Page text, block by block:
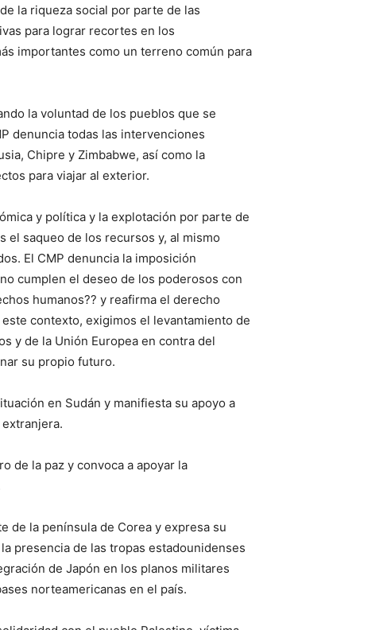
la riqueza social por parte de las
para lograr recortes en los
importantes como un terreno común para
la voluntad de los pueblos que se
denuncia todas las intervenciones
Chipre y Zimbabwe, así como la
para viajar al exterior.
y política y la explotación por parte de
saqueo de los recursos y, al mismo
El CMP denuncia la imposición
cumplen el deseo de los poderosos con
humanos?? y reafirma el derecho
contexto, exigimos el levantamiento de
y de la Unión Europea en contra del
su propio futuro.
en Sudán y manifiesta su apoyo a
de la paz y convoca a apoyar la
de la península de Corea y expresa su
presencia de las tropas estadounidenses
de Japón en los planos militares
norteamericanas en el país.